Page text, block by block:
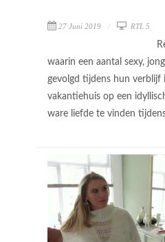
27 Juni 2019 RTL 5
waarin een aantal sexy,
gevolgd tijdens hun verblijf
vakantiehuis op een
ware liefde te vinden